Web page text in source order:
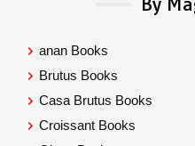
anan Books
Brutus Books
Casa Brutus Books
Croissant Books